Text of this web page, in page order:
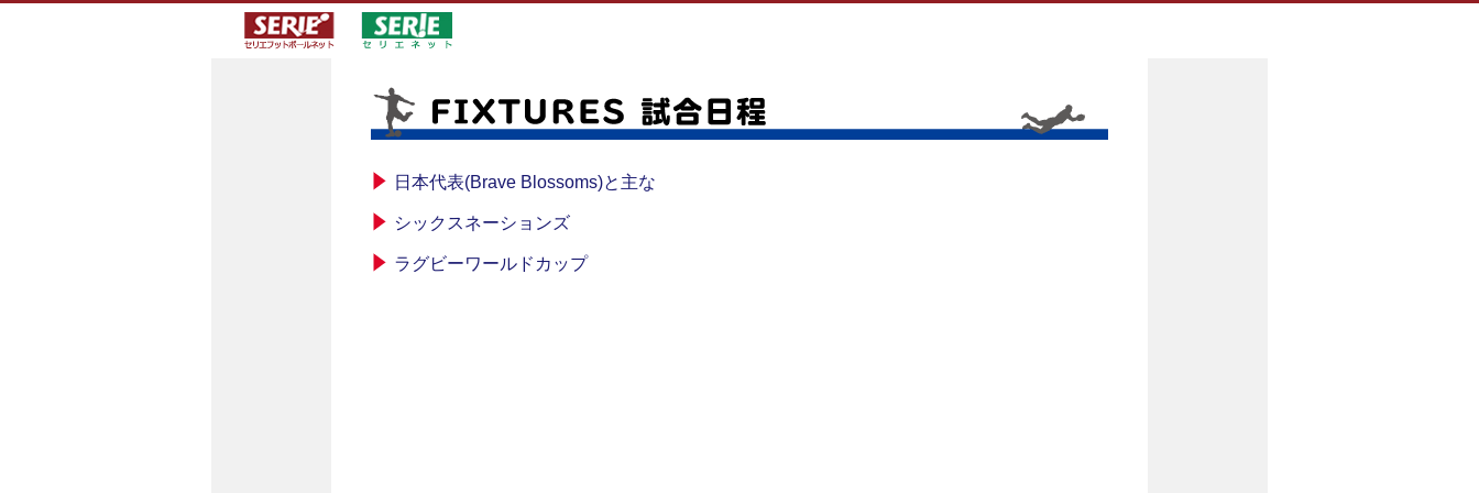
日本代表(Brave Blossoms)と主な
シックスネーションズ
ラグビーワールドカップ